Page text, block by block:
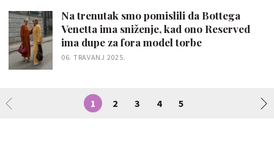
Na trenutak smo pomislili da Bottega
Venetta ima sniženje, kad ono Reserved
ima dupe za fora model torbe
06. TRAVANJ 2025.
1 2 3 4 5